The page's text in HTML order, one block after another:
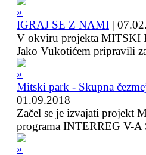
IGRAJ SE Z NAMI |
V okviru projekta MITSKI
Jako Vukotićem pripravili
Mitski park - Skupna
01.09.2018
Začel se je izvajati projekt
programa INTERREG V-A